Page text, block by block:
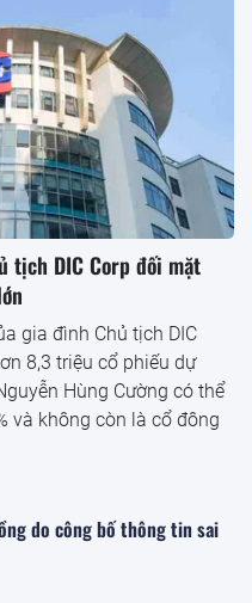
tịch DIC Corp đối mặt
gia đình Chủ tịch DIC
8,3 triệu cổ phiếu dự
Hùng Cường có thể
và không còn là cổ đông
do công bố thông tin sai